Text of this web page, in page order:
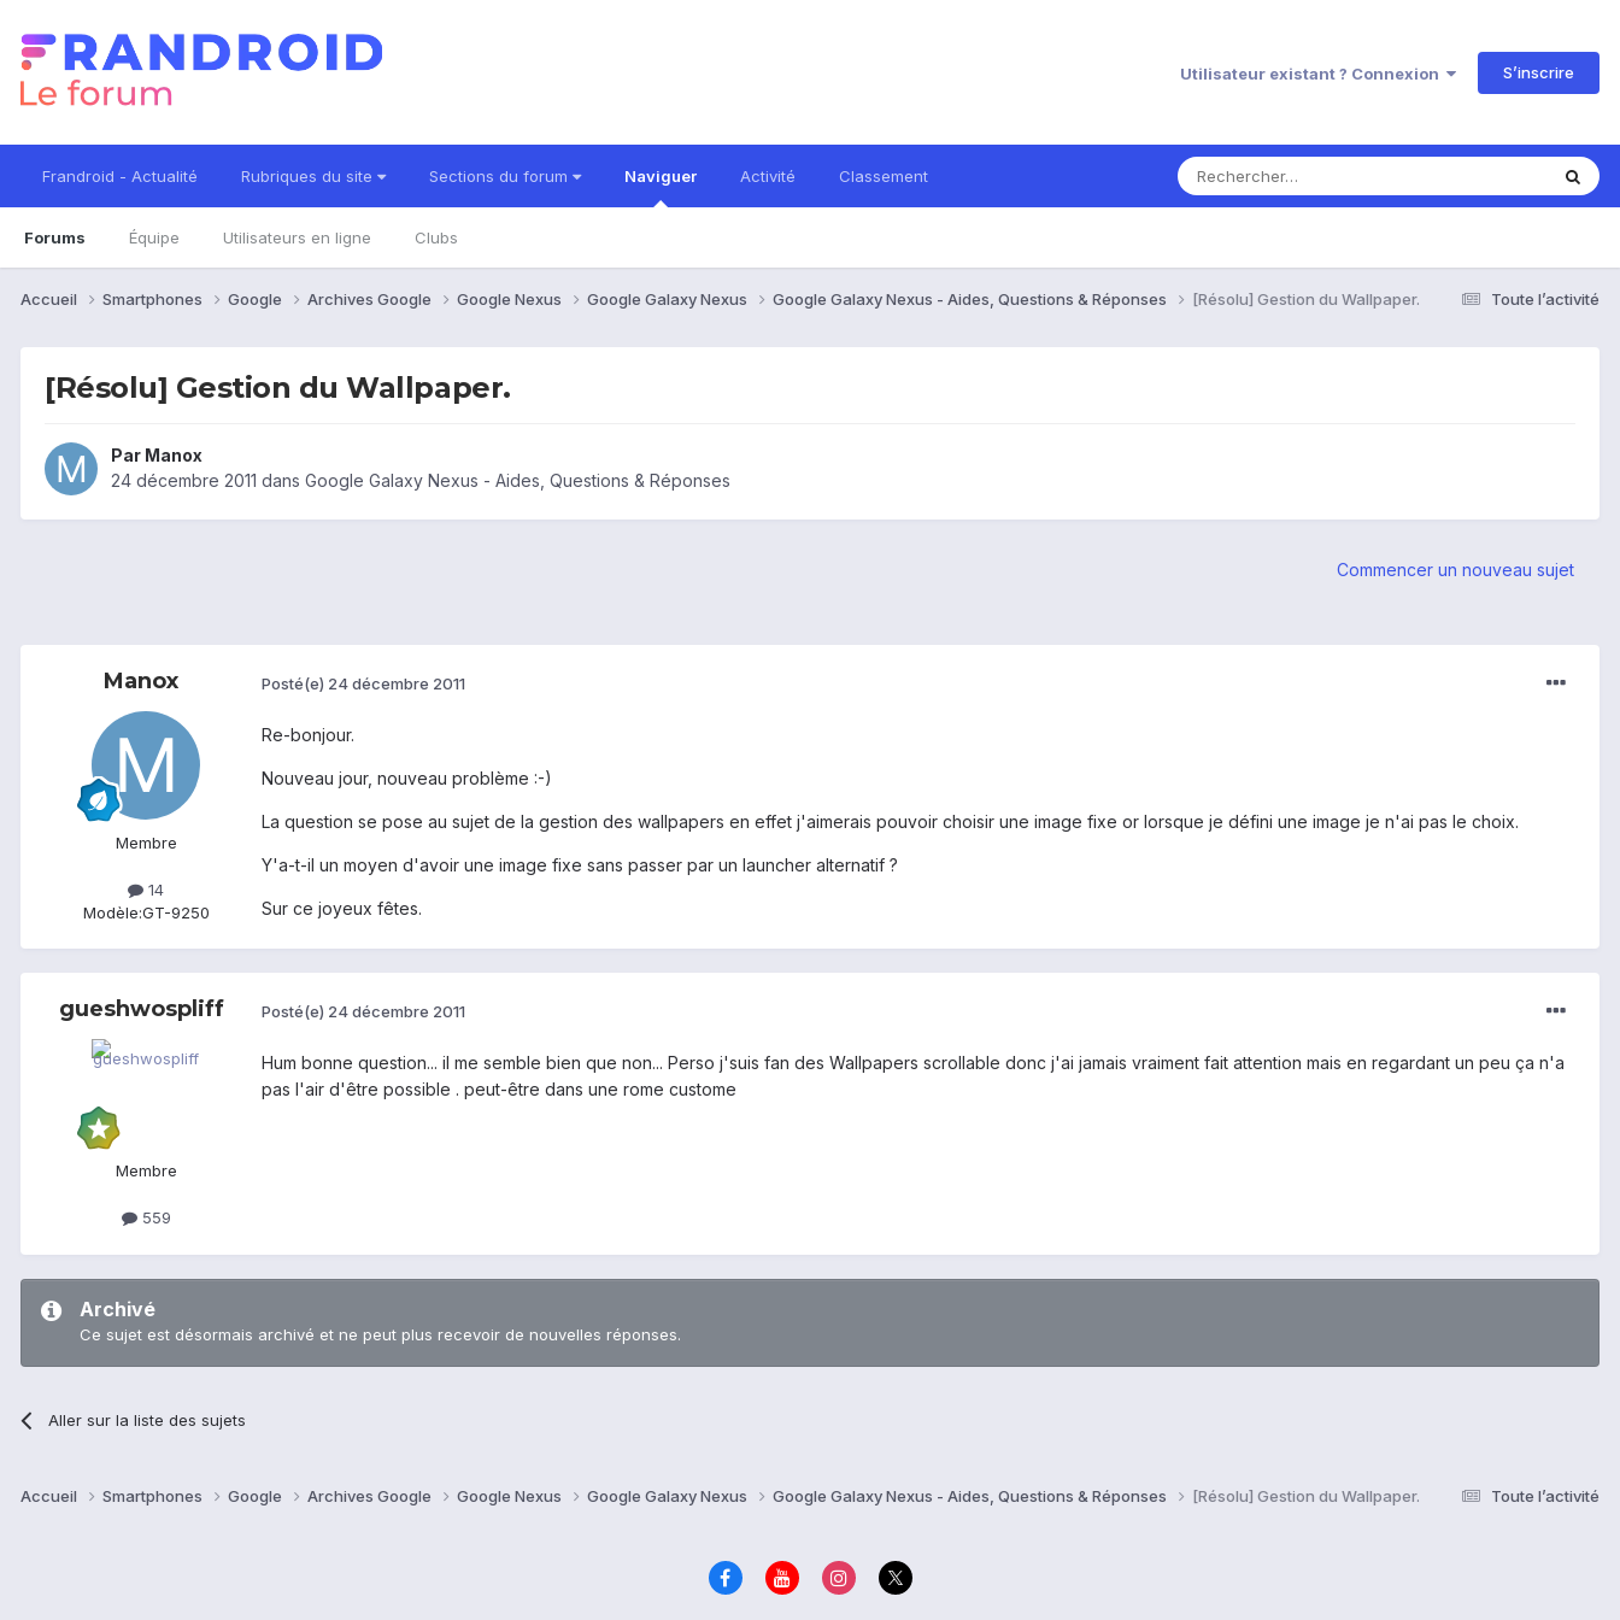
Utilisateur existant ? Connexion S’inscrire
Frandroid - Actualité Rubriques du site Sections du forum Naviguer
Forums Équipe Utilisateurs en ligne Clubs
Activité Classement
Toute l’activité
Accueil Smartphones Google Archives Google Google Nexus Google Galaxy Nexus Google Galaxy Nexus - Aides, Questions & Réponses [Résolu] Gestion du Wallpaper.
[Résolu] Gestion du Wallpaper.
Par Manox
24 décembre 2011 dans Google Galaxy Nexus - Aides, Questions & Réponses
Commencer un nouveau sujet
Manox
Membre
14
Modèle:GT-9250
Posté(e) 24 décembre 2011
Re-bonjour.
Nouveau jour, nouveau problème :-)
La question se pose au sujet de la gestion des wallpapers en effet j'aimerais pouvoir choisir une image fixe or lorsque je défini une image je n'ai pas le choix.
Y'a-t-il un moyen d'avoir une image fixe sans passer par un launcher alternatif ?
Sur ce joyeux fêtes.
gueshwospliff
Membre
559
Posté(e) 24 décembre 2011
Hum bonne question... il me semble bien que non... Perso j'suis fan des Wallpapers scrollable donc j'ai jamais vraiment fait attention mais en regardant un peu ça n'a
pas l'air d'être possible . peut-être dans une rome custome
Archivé
Ce sujet est désormais archivé et ne peut plus recevoir de nouvelles réponses.
Aller sur la liste des sujets
Toute l’activité
Accueil Smartphones Google Archives Google Google Nexus Google Galaxy Nexus Google Galaxy Nexus - Aides, Questions & Réponses [Résolu] Gestion du Wallpaper.